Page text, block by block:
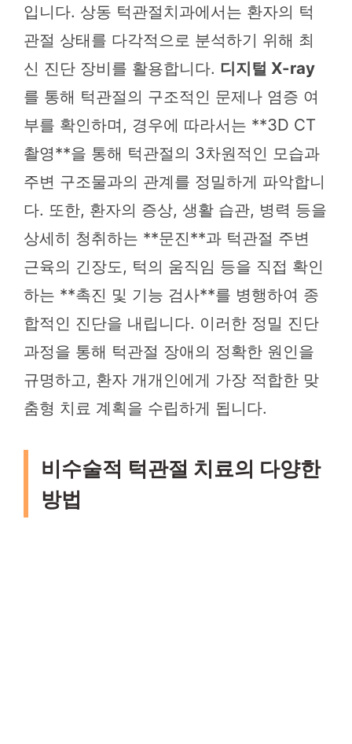
입니다. 상동 턱관절치과에서는 환자의 턱
관절 상태를 다각적으로 분석하기 위해 최
신 진단 장비를 활용합니다. 디지털 X-ray
를 통해 턱관절의 구조적인 문제나 염증 여
부를 확인하며, 경우에 따라서는 **3D CT
촬영**을 통해 턱관절의 3차원적인 모습과
주변 구조물과의 관계를 정밀하게 파악합니
다. 또한, 환자의 증상, 생활 습관, 병력 등을
상세히 청취하는 **문진**과 턱관절 주변
근육의 긴장도, 턱의 움직임 등을 직접 확인
하는 **촉진 및 기능 검사**를 병행하여 종
합적인 진단을 내립니다. 이러한 정밀 진단
과정을 통해 턱관절 장애의 정확한 원인을
규명하고, 환자 개개인에게 가장 적합한 맞
춤형 치료 계획을 수립하게 됩니다.
비수술적 턱관절 치료의 다양한
방법